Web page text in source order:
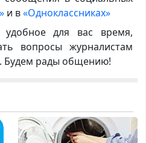
и в«Одноклассниках»
для вас время,
вопросы журналистам
Будем рады общению!